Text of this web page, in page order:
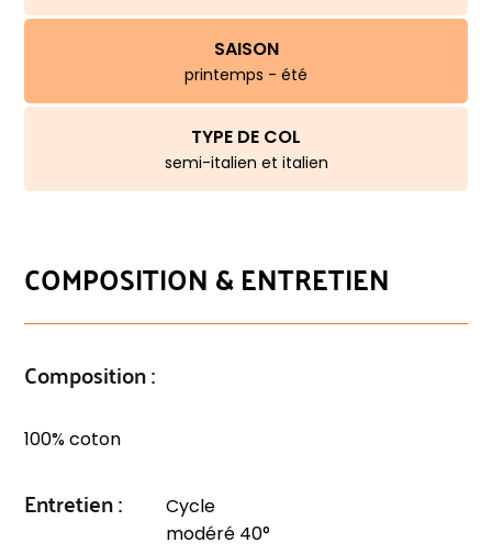
SAISON
printemps - été
TYPE DE COL
semi-italien et italien
COMPOSITION & ENTRETIEN
Composition :
100% coton
Entretien :
Cycle
modéré 40°